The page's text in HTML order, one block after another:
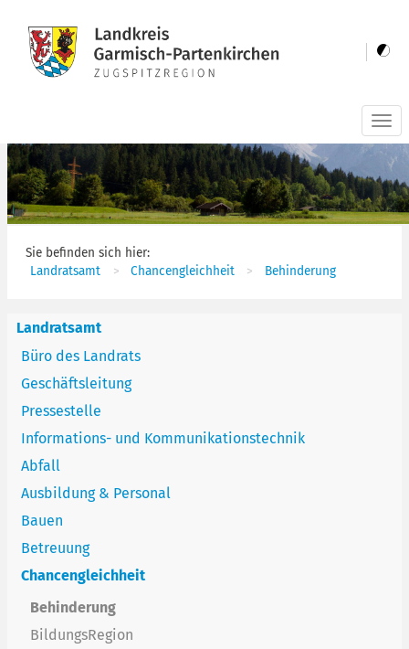
Sie befinden sich hier:
Landratsamt
Chancengleichheit Behinderung
Landratsamt
Büro des Landrats
Geschäftsleitung
Pressestelle
Informations- und Kommunikationstechnik
Abfall
Ausbildung & Personal
Bauen
Betreuung
Chancengleichheit
Behinderung
BildungsRegion